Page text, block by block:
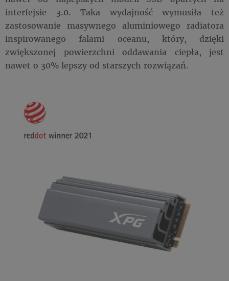
interfejsie 3.0. Taka wydajność wymusiła też
zastosowanie masywnego aluminiowego radiatora
inspirowanego falami oceanu, który, dzięki
zwiększonej powierzchni oddawania ciepła, jest
nawet o 30% lepszy od starszych rozwiązań.